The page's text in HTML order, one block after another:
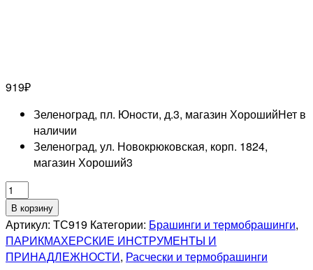
919₽
Зеленоград, пл. Юности, д.3, магазин ХорошийНет в
наличии
Зеленоград, ул. Новокрюковская, корп. 1824,
магазин Хороший3
Количество
товара
Термобрашинг
с
керамическим
В корзину
Артикул: ТС919 Категории: Брашинги и термобрашинги,
ПАРИКМАХЕРСКИЕ ИНСТРУМЕНТЫ И
ПРИНАДЛЕЖНОСТИ, Расчески и термобрашинги